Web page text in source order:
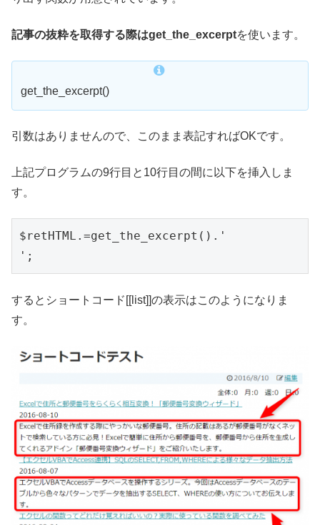
記事の抜粋を取得する際はget_the_excerptを使います。
get_the_excerpt()
引数はありませんので、このまま表記すればOKです。
上記プログラムの9行目と10行目の間に以下を挿入しま
す。
$retHTML.=get_the_excerpt().'
するとショートコード[[list]]の表示はこのようになりま
す。